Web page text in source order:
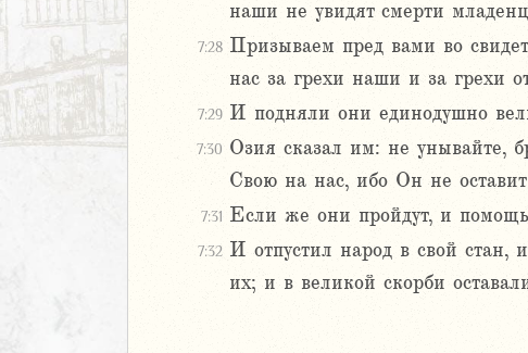
наши не увидят смерти
7:28 Призываем пред вами во
нас за грехи наши и за грехи
7:29 И подняли они единодушно
7:30 Озия сказал им: не унывайте,
Свою на нас, ибо Он не
7:31 Если же они пройдут, и
7:32 И отпустил народ в свой стан,
их; и в великой скорби